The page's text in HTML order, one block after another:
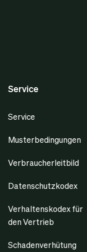
Service
Service
Musterbedingungen
Verbraucherleitbild
Datenschutzkodex
Verhaltenskodex für
den Vertrieb
Schadenverhütung